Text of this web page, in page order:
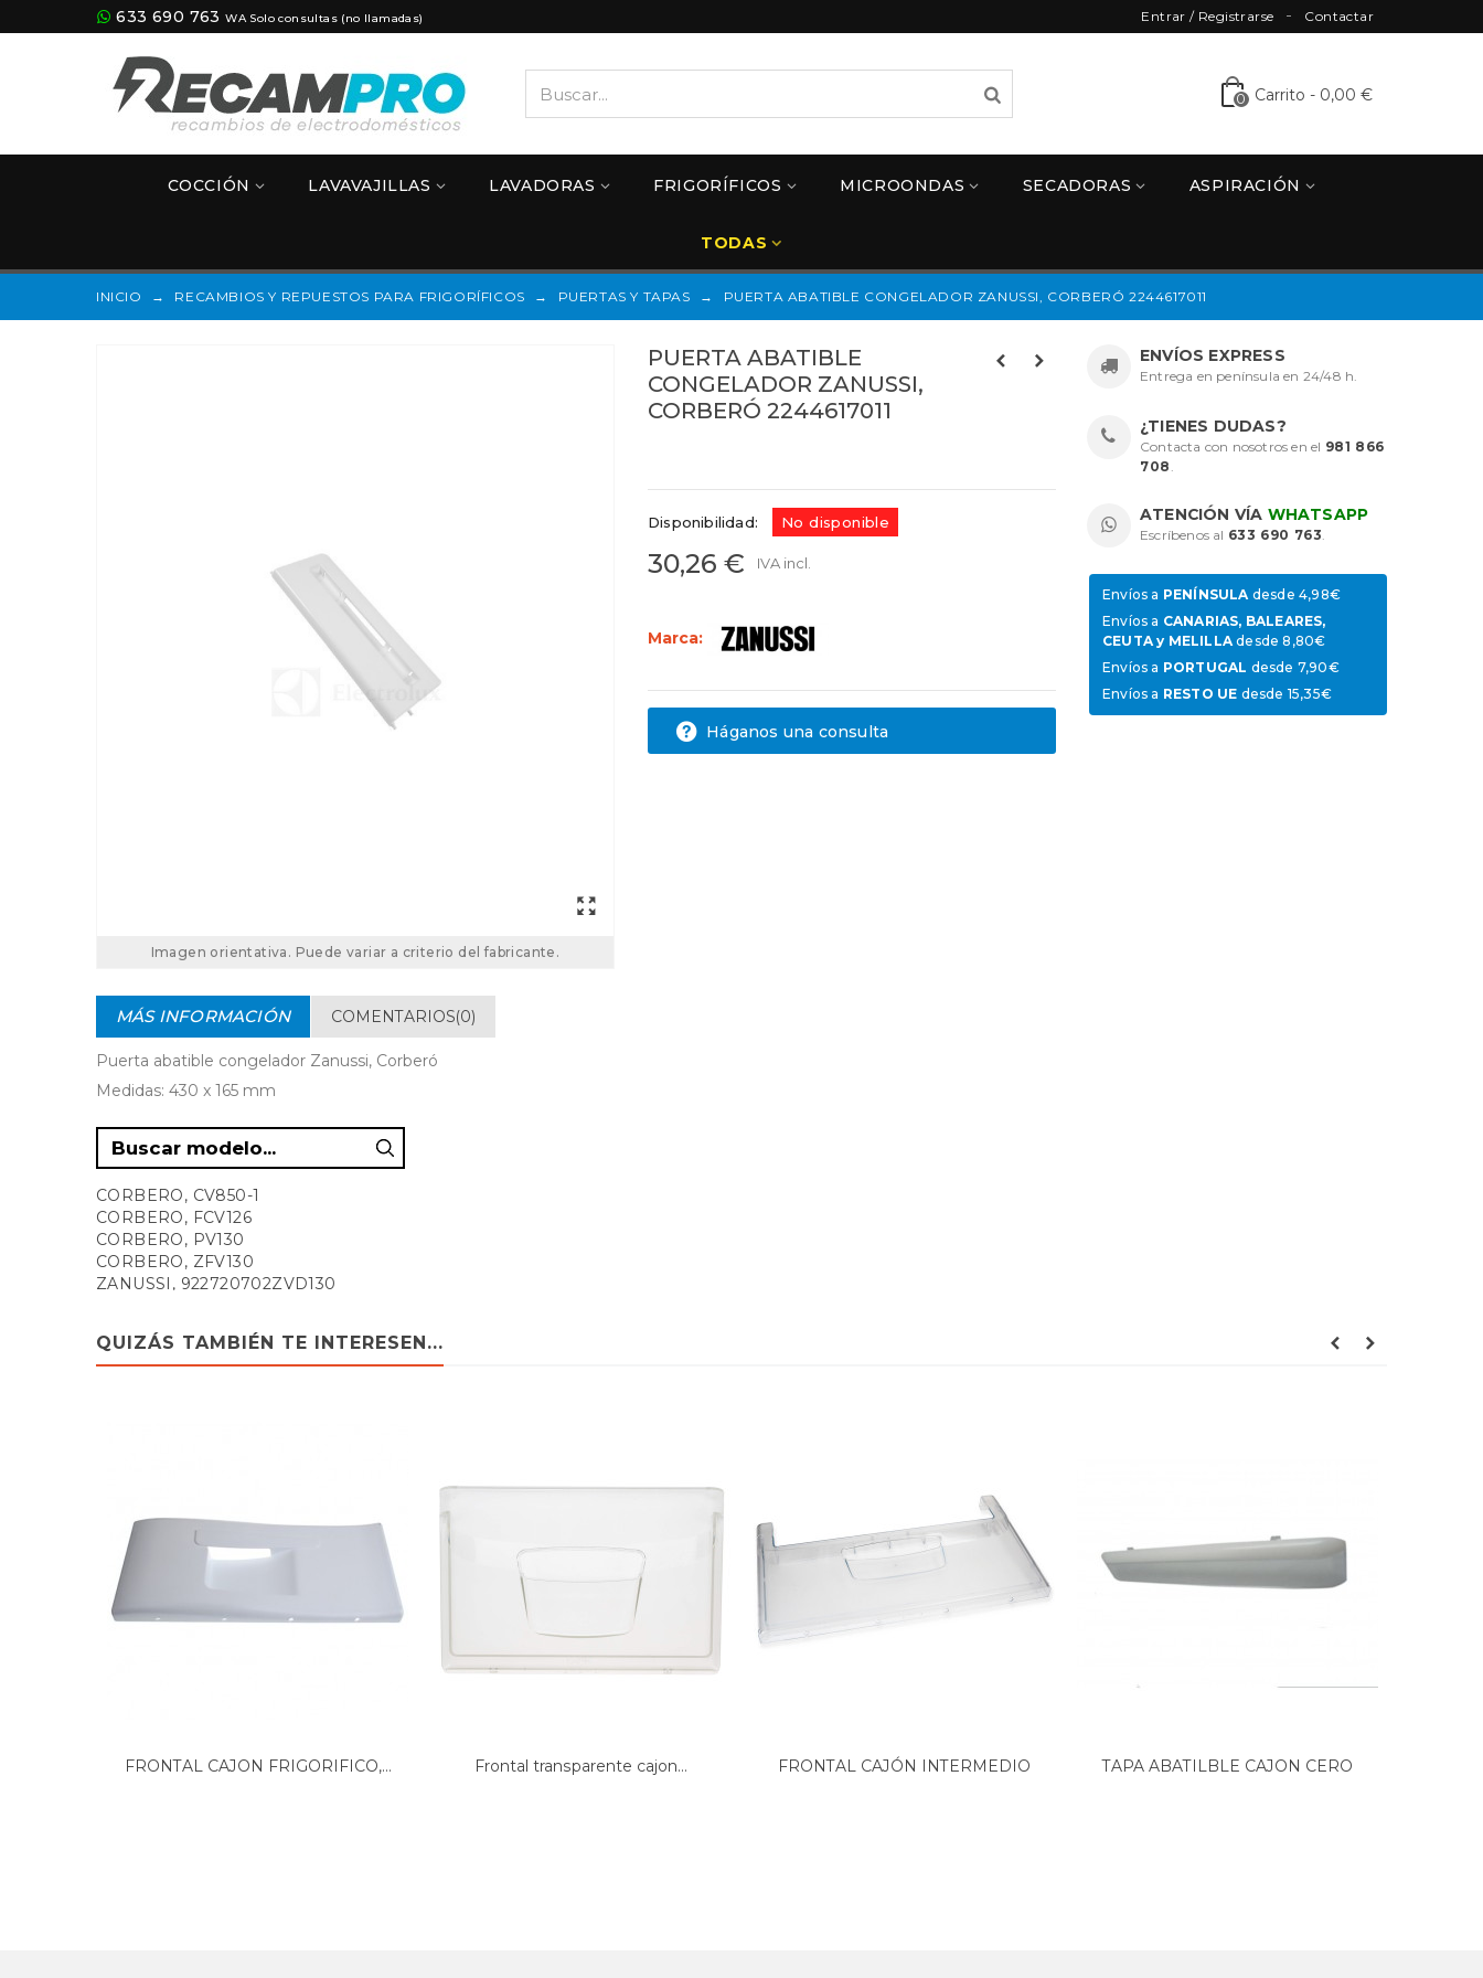
633 690 763 WA Solo consultas (no llamadas) Contactar
Entrar / Registrarse
0 Carrito - 0,00 €
COCCIÓN LAVAVAJILLAS LAVADORAS FRIGORÍFICOS MICROONDAS SECADORAS ASPIRACIÓN
TODAS
INICIO → RECAMBIOS Y REPUESTOS PARA FRIGORÍFICOS → PUERTAS Y TAPAS → PUERTA ABATIBLE CONGELADOR ZANUSSI, CORBERÓ 2244617011
Imagen orientativa. Puede variar a criterio del fabricante.
PUERTA ABATIBLE
CONGELADOR ZANUSSI,
CORBERÓ 2244617011
Disponibilidad: No disponible
30,26 € IVA incl.
Marca:
Háganos una consulta
ENVÍOS EXPRESS
Entrega en península en 24/48 h.
¿TIENES DUDAS?
Contacta con nosotros en el 981 866
708 .
ATENCIÓN VÍA WHATSAPP
Escríbenos al 633 690 763.
Envíos a PENÍNSULAdesde 4,98€
Envíos a CANARIAS, BALEARES,
CEUTA y MELILLAdesde 8,80€
Envíos a PORTUGAL desde 7,90€
Envíos a RESTO UE desde 15,35€
MÁS INFORMACIÓN COMENTARIOS(0)
Puerta abatible congelador Zanussi, Corberó
Medidas: 430 x 165 mm
CORBERO, CV850-1
CORBERO, FCV126
CORBERO, PV130
CORBERO, ZFV130
ZANUSSI, 922720702ZVD130
ZANUSSI, ZV120
ZANUSSI, ZV130
ZANUSSI, ZV130T
ZANUSSI, ZVF130
ZANUSSI, ZVF45
QUIZÁS TAMBIÉN TE INTERESEN...
FRONTAL CAJON FRIGORIFICO,... Frontal transparente cajon...
FRONTAL CAJÓN INTERMEDIO
TAPA ABATILBLE CAJON CERO